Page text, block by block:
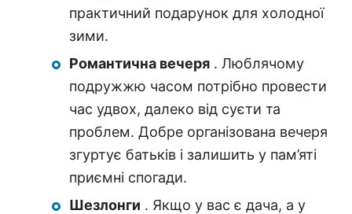
практичний подарунок для холодної
зими.
Романтична вечеря . Люблячому
подружжю часом потрібно провести
час удвох, далеко від суєти та
проблем. Добре організована вечеря
згуртує батьків і залишить у пам’яті
приємні спогади.
Шезлонги . Якщо у вас є дача, а у